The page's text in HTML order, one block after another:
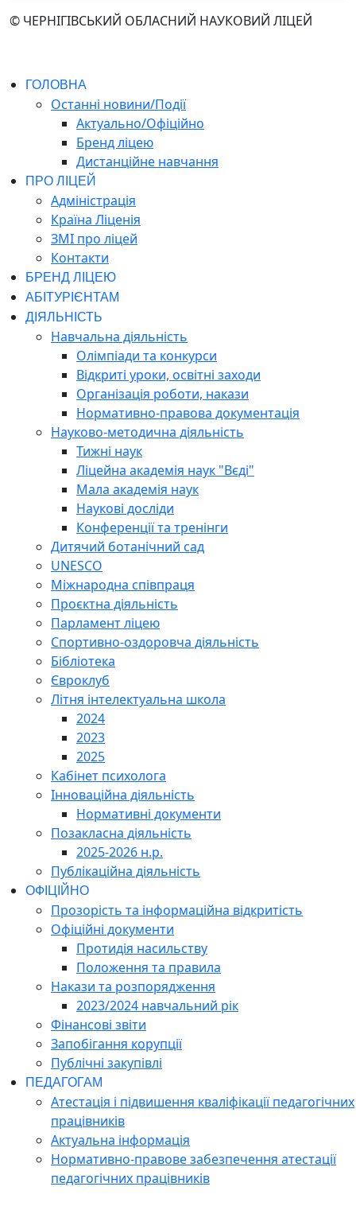
© ЧЕРНІГІВСЬКИЙ ОБЛАСНИЙ НАУКОВИЙ ЛІЦЕЙ
ГОЛОВНА
Останні новини/Події
Актуально/Офіційно
Бренд ліцею
Дистанційне навчання
ПРО ЛІЦЕЙ
Адміністрація
Країна Ліценія
ЗМІ про ліцей
Контакти
БРЕНД ЛІЦЕЮ
АБІТУРІЄНТАМ
ДІЯЛЬНІСТЬ
Навчальна діяльність
Олімпіади та конкурси
Відкриті уроки, освітні заходи
Організація роботи, накази
Нормативно-правова документація
Науково-методична діяльність
Тижні наук
Ліцейна академія наук "Вєді"
Мала академія наук
Наукові досліди
Конференції та тренінги
Дитячий ботанічний сад
UNESCO
Міжнародна співпраця
Проєктна діяльність
Парламент ліцею
Спортивно-оздоровча діяльність
Бібліотека
Євроклуб
Літня інтелектуальна школа
2024
2023
2025
Кабінет психолога
Інноваційна діяльність
Нормативні документи
Позакласна діяльність
2025-2026 н.р.
Публікаційна діяльність
ОФІЦІЙНО
Прозорість та інформаційна відкритість
Офіційні документи
Протидія насильству
Положення та правила
Накази та розпорядження
2023/2024 навчальний рік
Фінансові звіти
Запобігання корупції
Публічні закупівлі
ПЕДАГОГАМ
Атестація і підвишення кваліфікації педагогічних
працівників
Актуальна інформація
Нормативно-правове забезпечення атестації
педагогічних працівників